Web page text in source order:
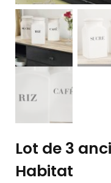
Lot de 3
Habitat